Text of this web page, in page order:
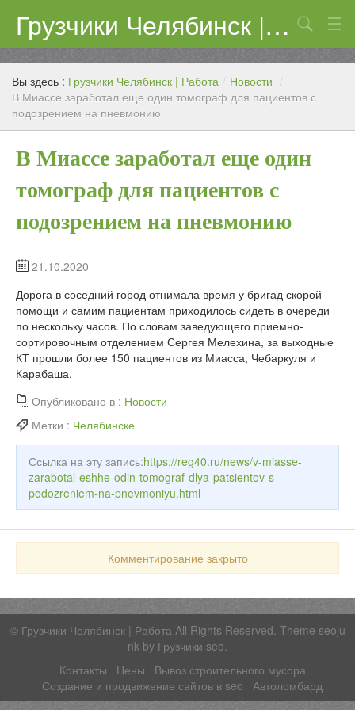
Грузчики Челябинск | Работа
Цены
Контакты
Поиск
Вы здесь : Грузчики Челябинск | Работа / Новости /
В Миассе заработал еще один томограф для пациентов с
подозрением на пневмонию
В Миассе заработал еще один
томограф для пациентов с
подозрением на пневмонию
21.10.2020
Дорога в соседний город отнимала время у бригад скорой
помощи и самим пациентам приходилось сидеть в очереди
по нескольку часов. По словам заведующего приемно-
сортировочным отделением Сергея Мелехина, за выходные
КТ прошли более 150 пациентов из Миасса, Чебаркуля и
Карабаша.
Опубликовано в : Новости
Метки : Челябинске
Ссылка на эту запись:https://reg40.ru/news/v-miasse-
zarabotal-eshhe-odin-tomograf-dlya-patsientov-s-
podozreniem-na-pnevmoniyu.html
Комментирование закрыто
© Грузчики Челябинск | РаботаAll Rights Reserved. Theme seoju
nk by Грузчики seo.
Контакты
Цены
Вывоз строительного мусора
Создание и продвижение сайтов в seo
Автоломбард